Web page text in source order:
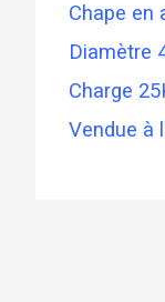
Chape en
Diamètre
Charge
Vendue à